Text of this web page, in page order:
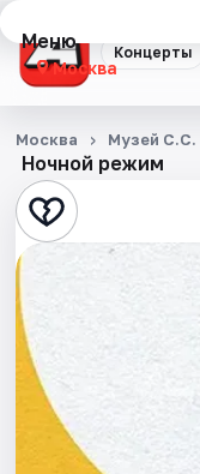
Концерты
Меню
Москва
Концерты
Театр
Стендап
Квесты
Экскурсии
Спорт
Ночной режим
Москва Музей